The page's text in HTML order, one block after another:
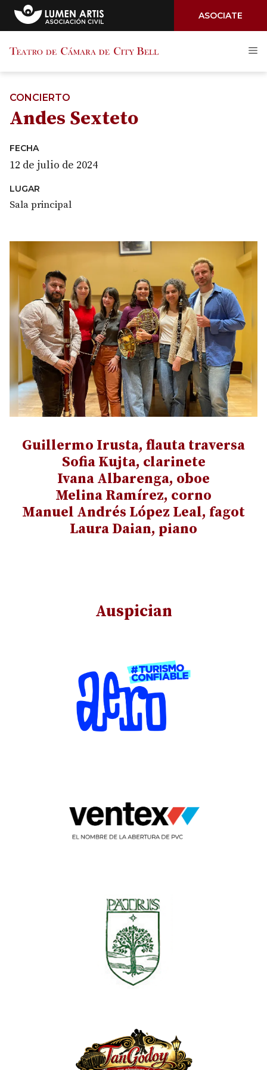
ASOCIATE
contenido
CONCIERTO
Andes Sexteto
Guillermo Irusta, flauta traversa
Sofia Kujta, clarinete
Ivana Albarenga, oboe
Melina Ramírez, corno
Manuel Andrés López Leal, fagot
Laura Daian, piano
Auspician
FECHA
12 de julio de 2024
LUGAR
Sala principal